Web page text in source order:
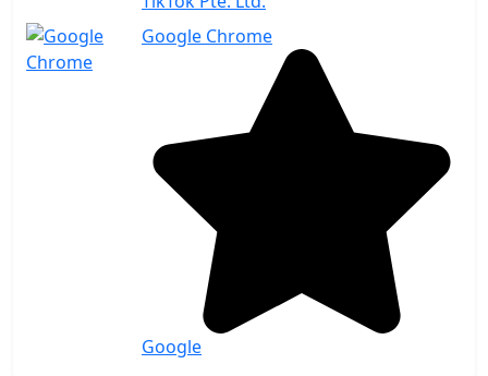
Google Chrome
Google